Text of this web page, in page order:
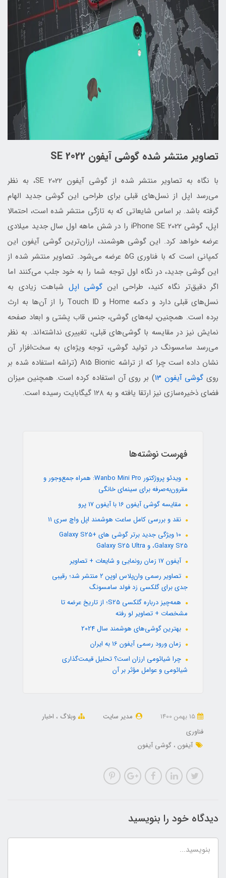
تصاویر منتشر شده گوشی آیفون SE 2022
با نگاه به تصاویر منتشر شده از گوشی آیفون SE 2022، به نظر
می‌رسد اپل از نسل‌های قبلی برای طراحی این گوشی جدید الهام
گرفته باشد. بر اساس شایعاتی که به تازگی منتشر شده است، احتمالا
اپل، گوشی iPhone SE 2022 را در شش ماهه اول سال جدید میلادی
عرضه خواهد کرد. این گوشی هوشمند، ارزان‌ترین گوشی آیفون این
کمپانی است که با فناوری 5G عرضه می‌شود. تصاویر منتشر شده از
این گوشی جدید، در نگاه اول توجه شما را به خود جلب می‌کنند اما
اگر دقیق‌تر نگاه کنید، طراحی این گوشی اپل شباهت زیادی به
نسل‌های قبلی دارد و دکمه Home و Touch ID را از آن‌ها به ارث
برده است. همچنین، لبه‌های گوشی، جنس قاب پشتی و ابعاد صفحه
نمایش نیز در مقایسه با گوشی‌های قبلی، تغییری نداشته‌اند. به نظر
می‌رسد سامسونگ در تولید گوشی، توجه ویژه‌ای به سخت‌افزار آن
نشان داده است چرا که از تراشه A15 Bionic (تراشه استفاده شده بر
روی گوشی آیفون 13
) بر روی آن استفاده کرده است. همچنین میزان
فضای ذخیره‌سازی نیز ارتقا یافته و به ۱۲۸ گیگابایت رسیده است.
فهرست نوشته‌ها
ویدئو پروژکتور Wanbo Mini Pro: همراه جمع‌وجور و
مقرون‌به‌صرفه برای سینمای خانگی
مقایسه گوشی آیفون 16 با آیفون 17 پرو
نقد و بررسی کامل ساعت هوشمند اپل واچ سری 11
10 ویژگی جدید برتر گوشی های +Galaxy S25
،Galaxy S25 و Galaxy S25 Ultra
آیفون 17 زمان رونمایی و شایعات + تصاویر
تصاویر رسمی وان‌پلاس اوپن ۲ منتشر شد؛ رقیبی
جدی برای گلکسی زد فولد سامسونگ
همه‌چیز درباره گلکسی S25؛ از تاریخ عرضه تا
مشخصات + تصاویر لو رفته
بهترین گوشی‌های هوشمند سال 2024
زمان ورود رسمی آیفون 16 به ایران
چرا شیائومی ارزان است؟ تحلیل قیمت‌گذاری
شیائومی و عوامل مؤثر بر آن
مدیر سایت وبلاگ
اخبار
فناوری
آیفون گوشی آیفون
دیدگاه خود را بنویسید